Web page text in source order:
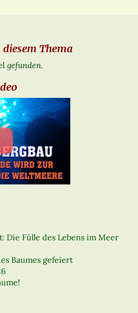
Thema
gefunden.
Die Fülle des Lebens im Meer
Baumes gefeiert